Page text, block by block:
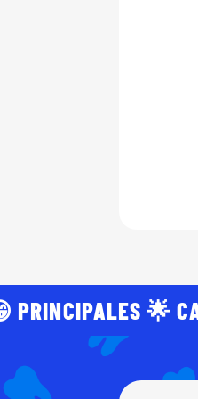
PRINCIPALES 🌟